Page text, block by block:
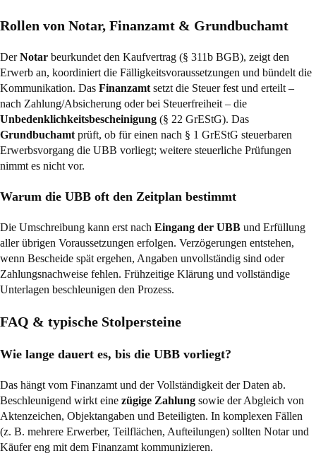
Rollen von Notar, Finanzamt & Grundbuchamt
DerNotar beurkundet den Kaufvertrag (§ 311b BGB), zeigt den
Erwerb an, koordiniert die Fälligkeitsvoraussetzungen und bündelt die
Kommunikation. Das Finanzamt setzt die Steuer fest und erteilt –
nach Zahlung/Absicherung oder bei Steuerfreiheit – die
Unbedenklichkeitsbescheinigung (§ 22 GrEStG). Das
Grundbuchamt prüft, ob für einen nach § 1 GrEStG steuerbaren
Erwerbsvorgang die UBB vorliegt; weitere steuerliche Prüfungen
nimmt es nicht vor.
Warum die UBB oft den Zeitplan bestimmt
Die Umschreibung kann erst nach Eingang der UBB und Erfüllung
aller übrigen Voraussetzungen erfolgen. Verzögerungen entstehen,
wenn Bescheide spät ergehen, Angaben unvollständig sind oder
Zahlungsnachweise fehlen. Frühzeitige Klärung und vollständige
Unterlagen beschleunigen den Prozess.
FAQ & typische Stolpersteine
Wie lange dauert es, bis die UBB vorliegt?
Das hängt vom Finanzamt und der Vollständigkeit der Daten ab.
Beschleunigend wirkt eine zügige Zahlung sowie der Abgleich von
Aktenzeichen, Objektangaben und Beteiligten. In komplexen Fällen
(z. B. mehrere Erwerber, Teilflächen, Aufteilungen) sollten Notar und
Käufer eng mit dem Finanzamt kommunizieren.